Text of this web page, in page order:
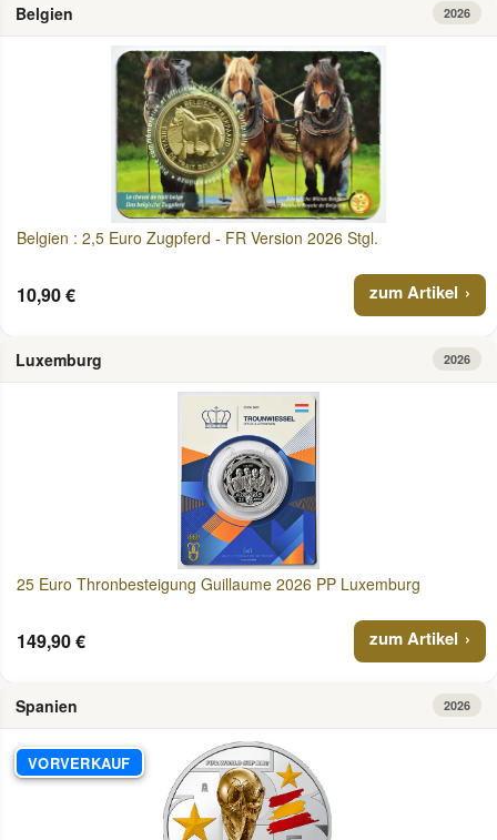
Belgien 2026
Belgien : 2,5 Euro Zugpferd - FR Version 2026 Stgl.
10,90 € zum Artikel
Luxemburg 2026
25 Euro Thronbesteigung Guillaume 2026 PP Luxemburg
149,90 € zum Artikel
Spanien 2026
VORVERKAUF